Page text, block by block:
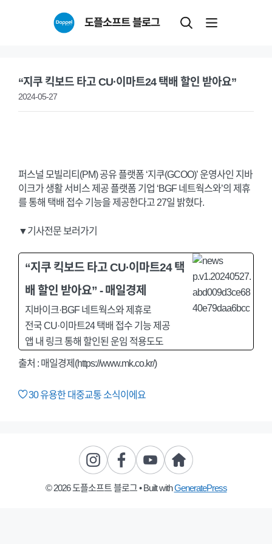
도플소프트 블로그
“지쿠 킥보드 타고 CU·이마트24 택배 할인 받아요”
2024-05-27
퍼스널 모빌리티(PM) 공유 플랫폼 ‘지쿠(GCOO)’ 운영사인 지바
이크가 생활 서비스 제공 플랫폼 기업 ‘BGF 네트웍스와’의 제휴
를 통해 택배 접수 기능을 제공한다고 27일 밝혔다.
▼기사전문 보러가기
“지쿠 킥보드 타고 CU·이마트24 택
배 할인 받아요” - 매일경제
지바이크·BGF 네트웍스와 제휴로
전국 CU·이마트24 택배 접수 기능 제공
앱 내 링크 통해 할인된 운임 적용도도
출처 : 매일경제(https://www.mk.co.kr/)
30유용한 대중교통 소식이에요
© 2026 도플소프트 블로그• Built withGeneratePress